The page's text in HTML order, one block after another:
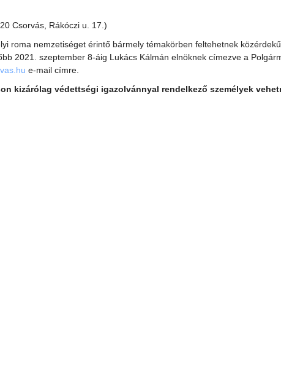
Csorvás, Rákóczi u. 17.)
roma nemzetiséget érintő bármely témakörben feltehetnek
2021. szeptember 8-áig Lukács Kálmán elnöknek címezve a
e-mail címre.
kizárólag védettségi igazolvánnyal rendelkező személyek